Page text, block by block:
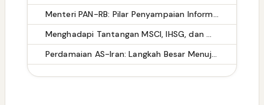
Menteri PAN-RB: Pilar Penyampaian Informasi yang Akurat untuk Masyarakat
Menghadapi Tantangan MSCI, IHSG, dan Masa Depan Ekonomi Indonesia
Perdamaian AS-Iran: Langkah Besar Menuju Stabilitas Energi Global